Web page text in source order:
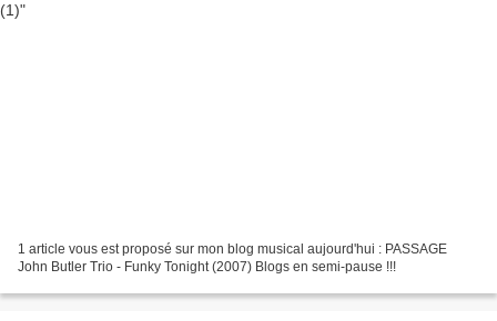
1 article vous est proposé sur mon blog musical aujourd'hui : PASSAGE
John Butler Trio - Funky Tonight (2007) Blogs en semi-pause !!!